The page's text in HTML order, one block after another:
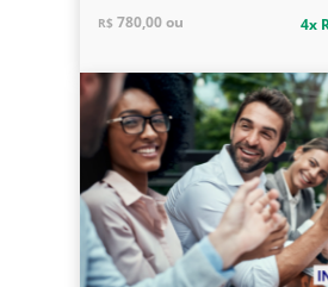
R$ 780,00 ou 4x